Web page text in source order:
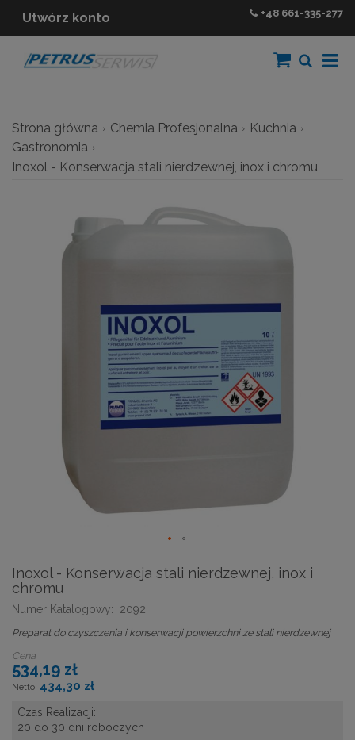
Utwórz konto +48 661-335-277
Strona główna Chemia Profesjonalna
Kuchnia
Gastronomia
Inoxol - Konserwacja stali nierdzewnej, inox i chromu
Inoxol - Konserwacja stali nierdzewnej, inox i
chromu
Numer Katalogowy: 2092
Preparat do czyszczenia i konserwacji powierzchni ze stali nierdzewnej
Cena
534,19 zł
434,30 zł
Czas Realizacji:
20 do 30 dni roboczych